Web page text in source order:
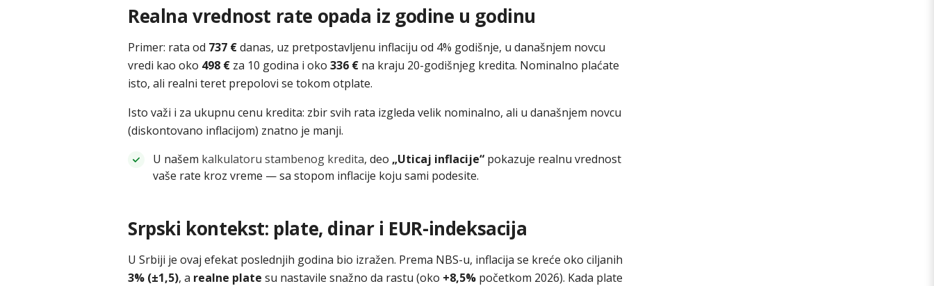
Realna vrednost rate opada iz godine u godinu
Primer: rata od 737 €danas, uz pretpostavljenu inflaciju od 4% godišnje, u današnjem novcu
vredi kao oko 498 € za 10 godina i oko 336 € na kraju 20-godišnjeg kredita. Nominalno plaćate
isto, ali realni teret prepolovi se tokom otplate.
Isto važi i za ukupnu cenu kredita: zbir svih rata izgleda velik nominalno, ali u današnjem novcu
(diskontovano inflacijom) znatno je manji.
U našem kalkulatoru stambenog kredita, deo „Uticaj inflacije“ pokazuje realnu vrednost
vaše rate kroz vreme — sa stopom inflacije koju sami podesite.
Srpski kontekst: plate, dinar i EUR-indeksacija
U Srbiji je ovaj efekat poslednjih godina bio izražen. Prema NBS-u, inflacija se kreće oko ciljanih
3% (±1,5), a realne plate su nastavile snažno da rastu (oko +8,5% početkom 2026). Kada plate